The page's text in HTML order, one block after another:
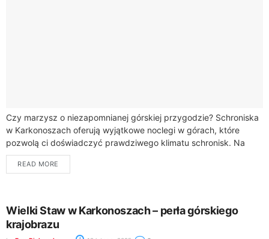
Czy marzysz o niezapomnianej górskiej przygodzie? Schroniska
w Karkonoszach oferują wyjątkowe noclegi w górach, które
pozwolą ci doświadczyć prawdziwego klimatu schronisk. Na
szlaku czekają na ciebie niesamowite obiekty, które zachwycą...
READ MORE
Wielki Staw w Karkonoszach – perła górskiego
krajobrazu